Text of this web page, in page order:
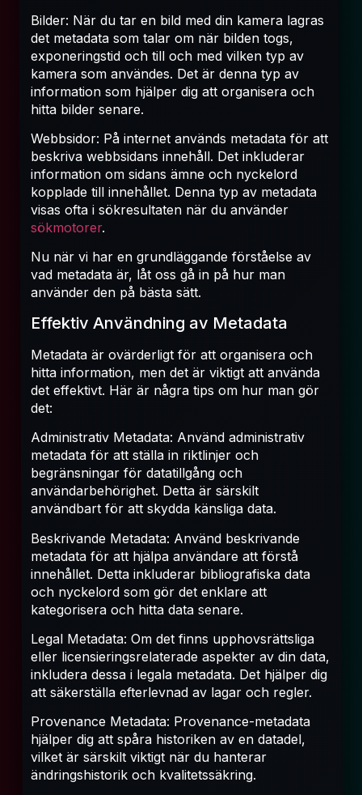
Bilder: När du tar en bild med din kamera lagras
det metadata som talar om när bilden togs,
exponeringstid och till och med vilken typ av
kamera som användes. Det är denna typ av
information som hjälper dig att organisera och
hitta bilder senare.
Webbsidor: På internet används metadata för att
beskriva webbsidans innehåll. Det inkluderar
information om sidans ämne och nyckelord
kopplade till innehållet. Denna typ av metadata
visas ofta i sökresultaten när du använder
sökmotorer.
Nu när vi har en grundläggande förståelse av
vad metadata är, låt oss gå in på hur man
använder den på bästa sätt.
Effektiv Användning av Metadata
Metadata är ovärderligt för att organisera och
hitta information, men det är viktigt att använda
det effektivt. Här är några tips om hur man gör
det:
Administrativ Metadata: Använd administrativ
metadata för att ställa in riktlinjer och
begränsningar för datatillgång och
användarbehörighet. Detta är särskilt
användbart för att skydda känsliga data.
Beskrivande Metadata: Använd beskrivande
metadata för att hjälpa användare att förstå
innehållet. Detta inkluderar bibliografiska data
och nyckelord som gör det enklare att
kategorisera och hitta data senare.
Legal Metadata: Om det finns upphovsrättsliga
eller licensieringsrelaterade aspekter av din data,
inkludera dessa i legala metadata. Det hjälper dig
att säkerställa efterlevnad av lagar och regler.
Provenance Metadata: Provenance-metadata
hjälper dig att spåra historiken av en datadel,
vilket är särskilt viktigt när du hanterar
ändringshistorik och kvalitetssäkring.